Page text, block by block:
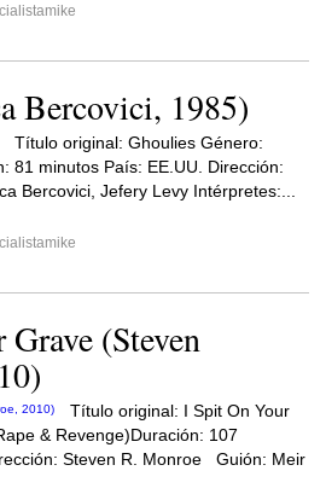
Bercovici, 1985)
Título original: Ghoulies Género:
81 minutos País: EE.UU. Dirección:
Bercovici, Jefery Levy Intérpretes:...
(Steven
Título original: I Spit On Your
& Revenge)Duración: 107
Steven R. Monroe Guión: Meir